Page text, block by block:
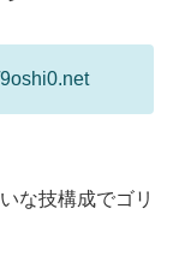
な技構成でゴリ